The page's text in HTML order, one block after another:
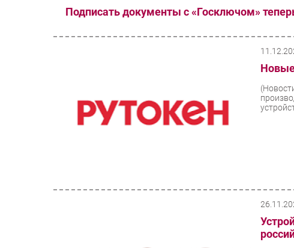
Подписать документы с «Госключом»